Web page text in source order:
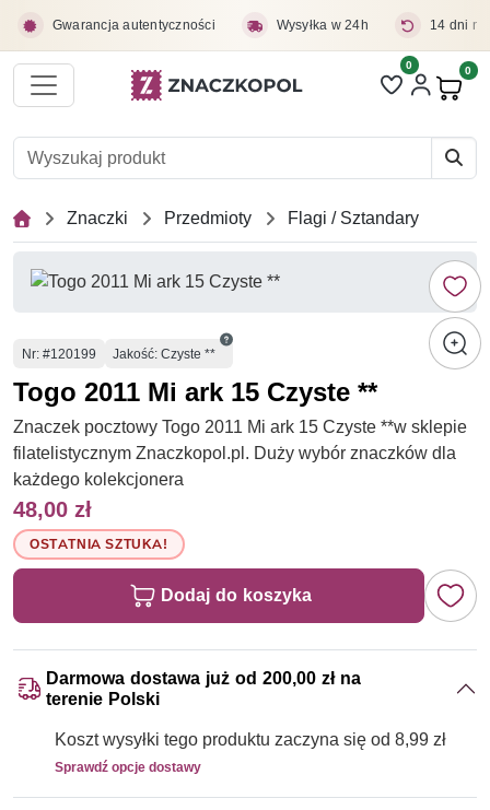
Gwarancja autentyczności Wysyłka w 24h 14 dni
Liczba pozycji
0 0
Znaczki Przedmioty Flagi / Sztandary
Numer
Nr: #120199 Jakość: Czyste **
Togo 2011 Mi ark 15 Czyste **
Znaczek pocztowy Togo 2011 Mi ark 15 Czyste **w sklepie
filatelistycznym Znaczkopol.pl. Duży wybór znaczków dla
każdego kolekcjonera
48,00 zł
OSTATNIA SZTUKA!
Dodaj do koszyka
Darmowa dostawa już od 200,00 zł na
terenie Polski
Koszt wysyłki tego produktu zaczyna się od 8,99 zł
Sprawdź opcje dostawy